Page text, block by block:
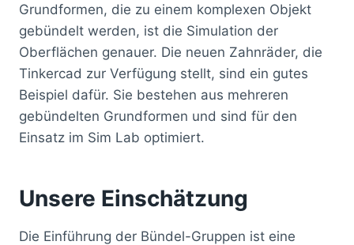
Grundformen, die zu einem komplexen Objekt
gebündelt werden, ist die Simulation der
Oberflächen genauer. Die neuen Zahnräder, die
Tinkercad zur Verfügung stellt, sind ein gutes
Beispiel dafür. Sie bestehen aus mehreren
gebündelten Grundformen und sind für den
Einsatz im Sim Lab optimiert.
Unsere Einschätzung
Die Einführung der Bündel-Gruppen ist eine